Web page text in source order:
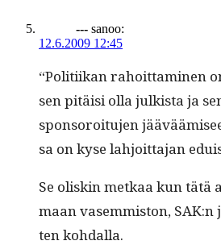
--- sanoo:
12.6.2009 12:45
“Poli­ti­ikan rahoit­ta­mi­nen
sen pitäisi olla julk­ista ja
spon­soroitu­jen
sa on kyse lahjoit­ta­jan
Se oliskin metkaa kun tätä
maan vasem­mis­ton,
ten kohdalla.